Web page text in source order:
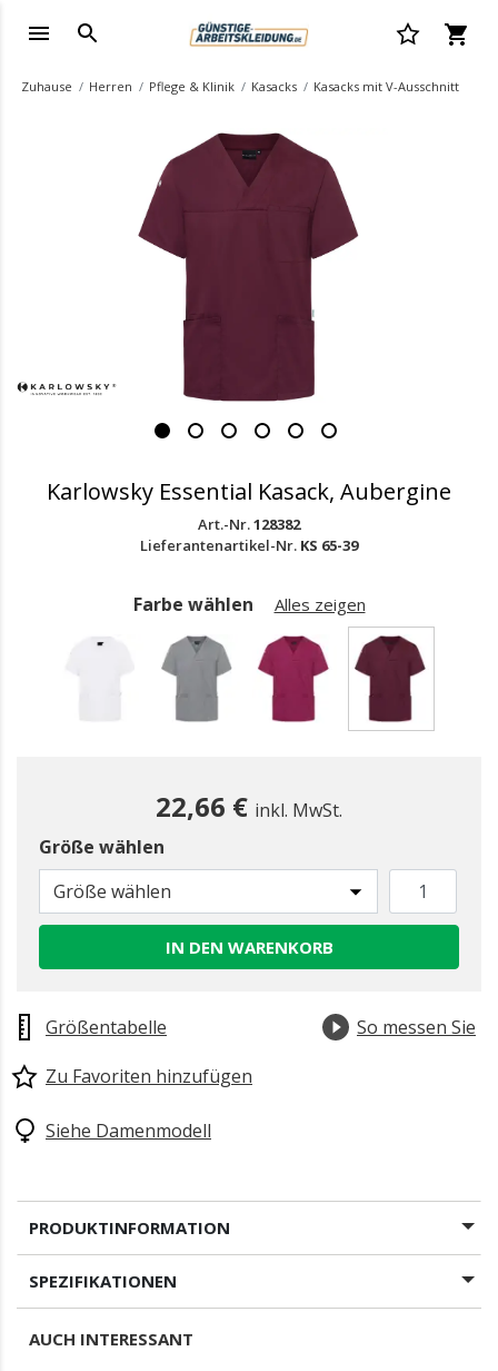
Zuhause Herren Pflege & Klinik Kasacks Kasacks mit V-Ausschnitt
Karlowsky Essential Kasack, Aubergine
Art.-Nr.128382
Lieferantenartikel-Nr. KS 65-39
Farbe wählen Alles zeigen
22,66 € inkl. MwSt.
Größe wählen
Größe wählen
IN DEN WARENKORB
Größentabelle
So messen Sie
Zu Favoriten hinzufügen
Siehe Damenmodell
PRODUKTINFORMATION
SPEZIFIKATIONEN
AUCH INTERESSANT